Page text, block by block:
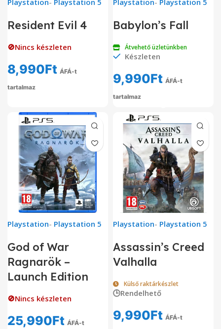
Playstation- Playstation 5
Resident Evil 4
🚫Nincs készleten
8,990Ft ÁFÁ-t
tartalmaz
Playstation- Playstation 5
Babylon’s Fall
Átvehető üzletünkben
Készleten
9,990Ft ÁFÁ-t
tartalmaz
Playstation- Playstation 5
God of War
Ragnarök –
Launch Edition
🚫Nincs készleten
25,990Ft ÁFÁ-t
Playstation- Playstation 5
Assassin’s Creed
Valhalla
Külső raktárkészlet
🕒Rendelhető
9,990Ft ÁFÁ-t